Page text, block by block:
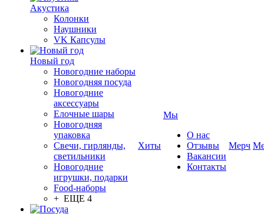
Акустика
Колонки
Наушники
VK Капсулы
Новый год
Новогодние наборы
Новогодняя посуда
Новогодние
аксессуары
Елочные шары
Новогодняя
упаковка
Свечи, гирлянды,
светильники
Новогодние
игрушки, подарки
Food-наборы
+ ЕЩЕ 4
Хиты
Мы
О нас
Отзывы
Вакансии
Контакты
Мерч